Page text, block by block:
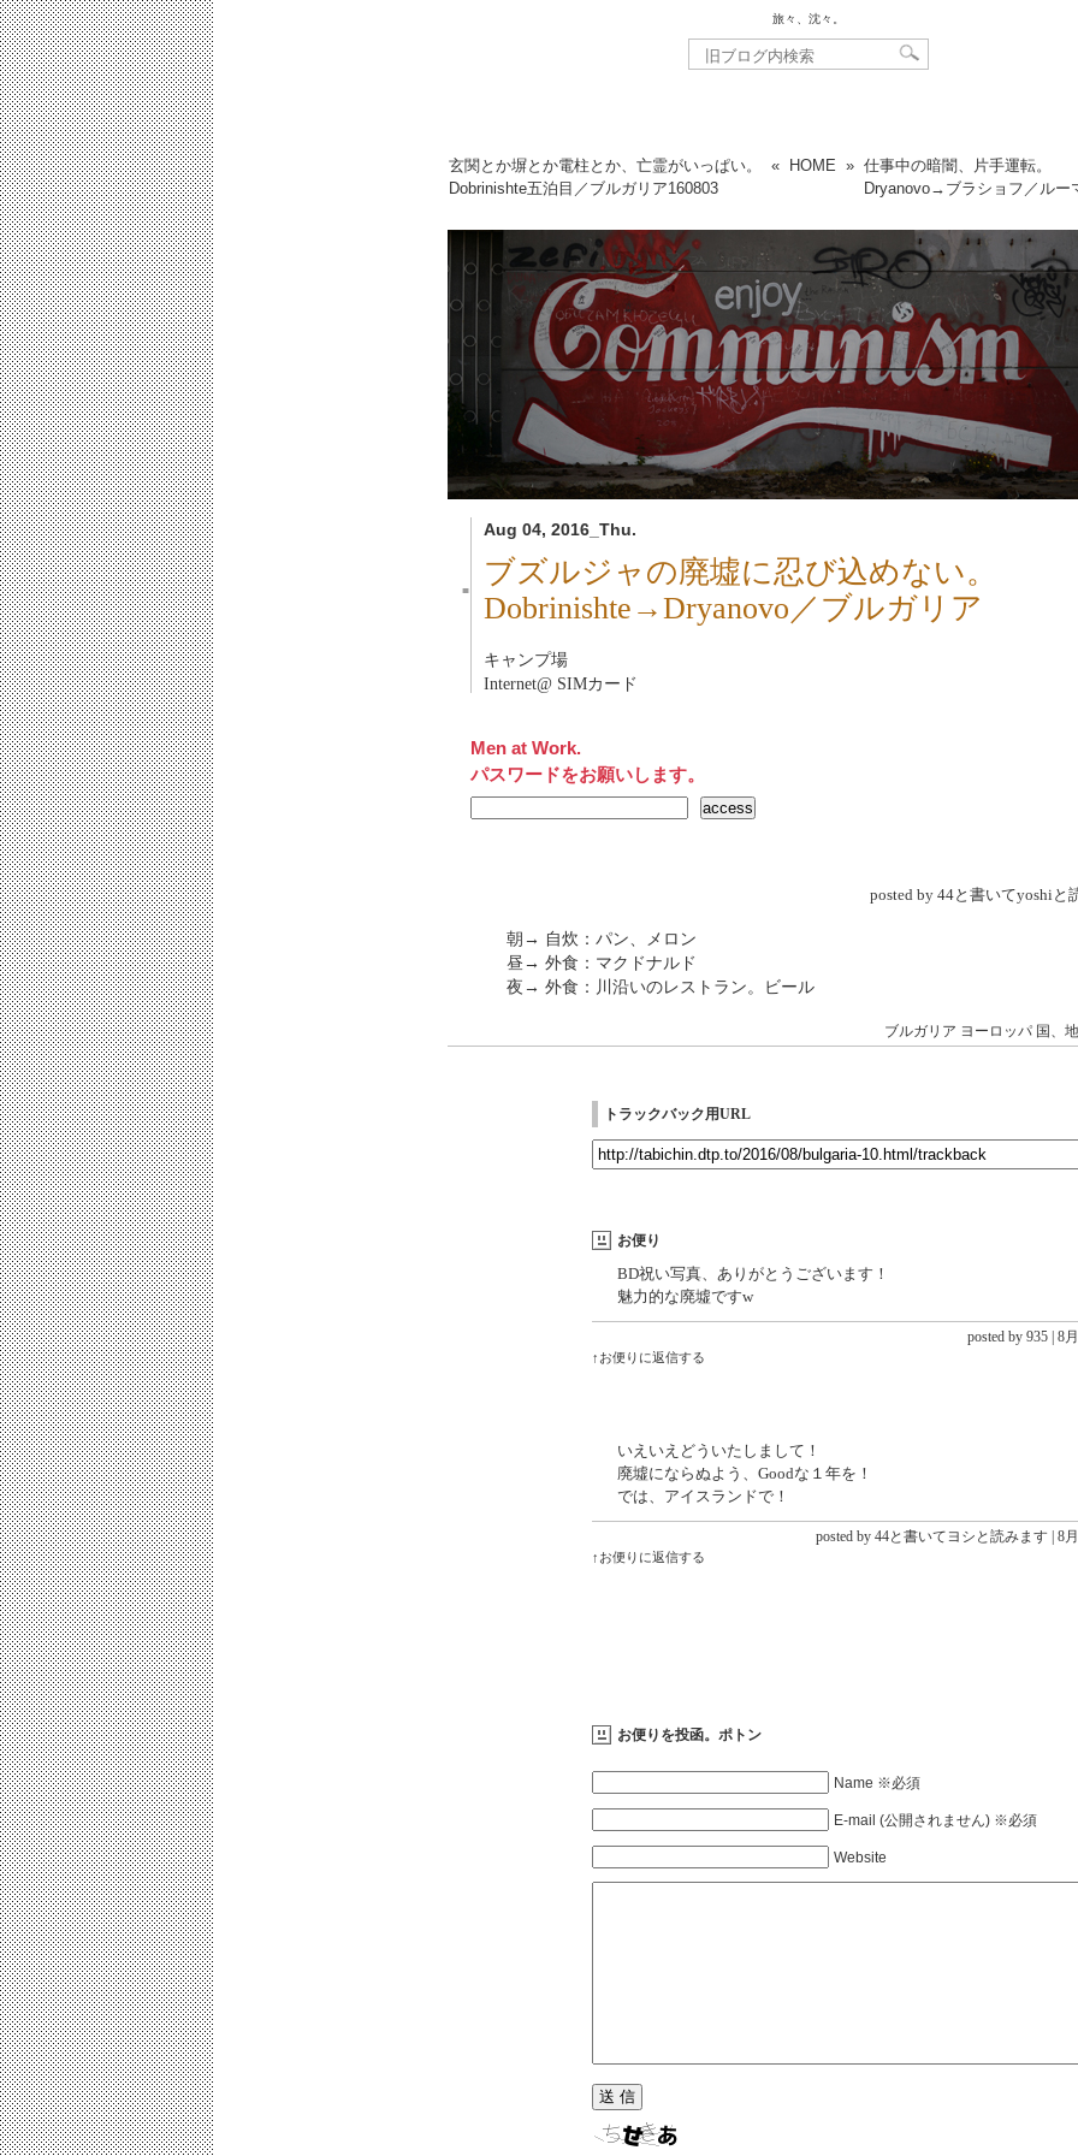
旅々、沈々。
玄関とか塀とか電柱とか、亡霊がいっぱい。
Dobrinishte五泊目／ブルガリア160803
« HOME » 仕事中の暗闇、片手運転。
Dryanovo→ブラショフ／ルー
Aug 04, 2016_Thu.
■
ブズルジャの廃墟に忍び込めない。
Dobrinishte→Dryanovo／ブルガリア
キャンプ場
Internet@ SIMカード
Men at Work.
パスワードをお願いします。
posted by 44と書いてyoshiと
朝→ 自炊：パン、メロン
昼→ 外食：マクドナルド
夜→ 外食：川沿いのレストラン。ビール
ブルガリア ヨーロッパ 国、
トラックバック用URL
お便り
BD祝い写真、ありがとうございます！
魅力的な廃墟ですw
posted by 935 | 8
↑お便りに返信する
いえいえどういたしまして！
廃墟にならぬよう、Goodな１年を！
では、アイスランドで！
posted by 44と書いてヨシと読みます | 8
↑お便りに返信する
お便りを投函。ポトン
Name ※必須
E-mail (公開されません) ※必須
Website